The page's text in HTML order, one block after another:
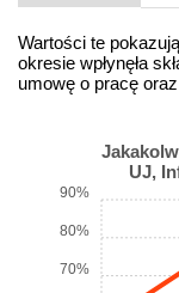
Wartości te
okresie wpłynęła
umowę o pracę
UJ,
70%
80%
90%